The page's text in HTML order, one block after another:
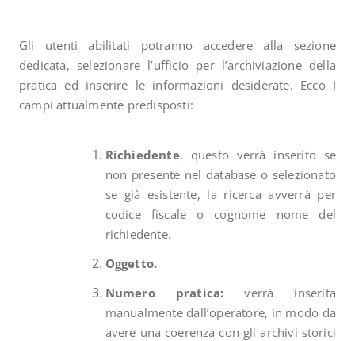
Gli utenti abilitati potranno accedere alla sezione
dedicata, selezionare l’ufficio per l’archiviazione della
pratica ed inserire le informazioni desiderate. Ecco I
campi attualmente predisposti:
Richiedente, questo verrà inserito se
non presente nel database o selezionato
se già esistente, la ricerca avverrà per
codice fiscale o cognome nome del
richiedente.
Oggetto.
Numero pratica:verrà inserita
manualmente dall’operatore, in modo da
avere una coerenza con gli archivi storici